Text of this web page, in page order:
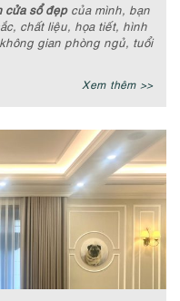
cửa sổ đẹpcủa mình, bạn
chất liệu, họa tiết, hình
gian phòng ngủ, tuổi
Xem thêm >>